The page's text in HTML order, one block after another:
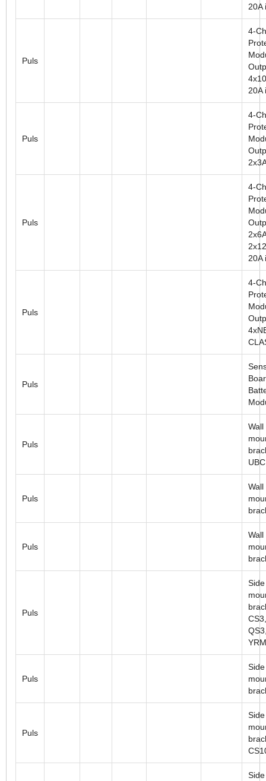
20A
Puls
4-
20A
Puls
4-
Puls
4-
20A
Puls
4-
Puls
Puls
Wall
Puls
Wall
Puls
Puls
Side
Puls
Side
Puls
Side
Side